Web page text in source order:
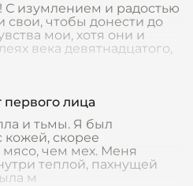
С изумлением и радостью
чтобы донести до
мои, хотя они и
века девятнадцатого,
первого лица
и тьмы. Я был
скорее
чем мех. Меня
теплой, пахнущей
м